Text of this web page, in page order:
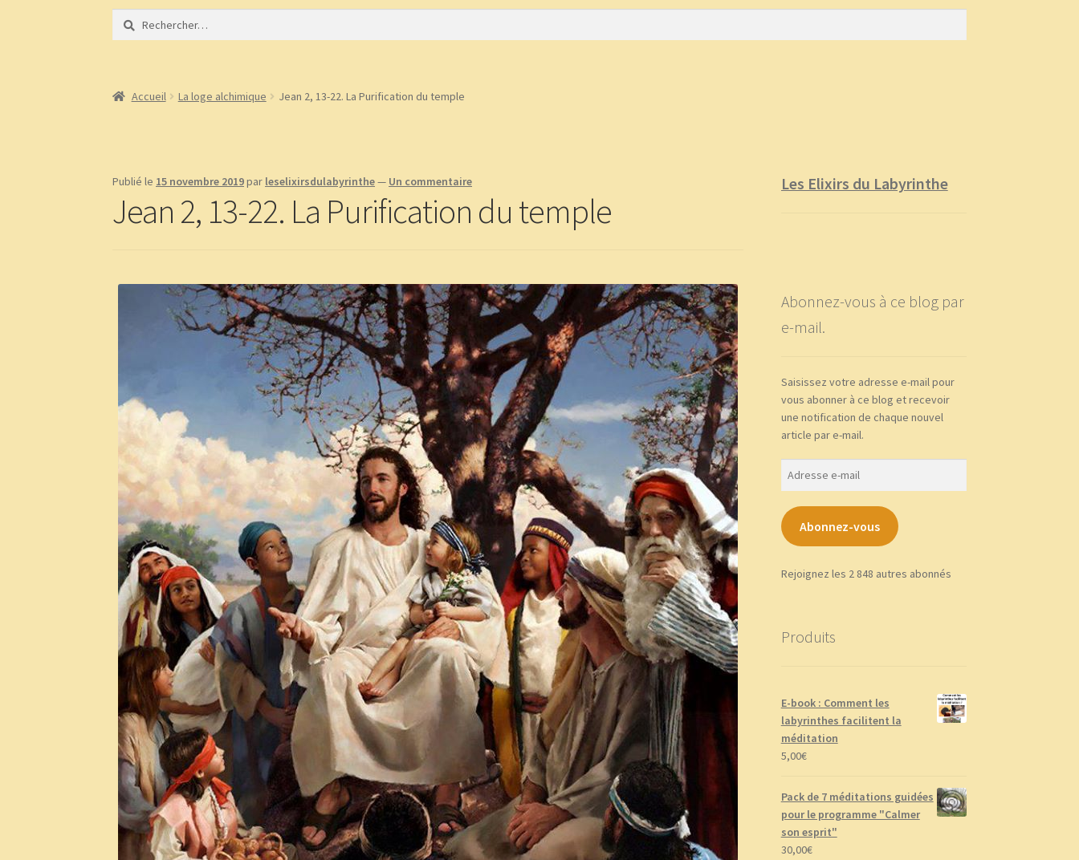
Accueil À propos
page test diaporamaPanier Témoignages
Rechercher :
Accueil La loge alchimique Jean 2, 13-22. La Purification du temple
Publié le 15 novembre 2019par leselixirsdulabyrinthe— Un commentaire
Jean 2, 13-22. La Purification du temple
Les Elixirs du Labyrinthe
Abonnez-vous à ce blog par
e-mail.
Saisissez votre adresse e-mail pour
vous abonner à ce blog et recevoir
une notification de chaque nouvel
article par e-mail.
Abonnez-vous
Rejoignez les 2 848 autres abonnés
Produits
E-book : Comment les
labyrinthes facilitent la
méditation
5,00€
Pack de 7 méditations guidées
pour le programme "Calmer
son esprit"
30,00€